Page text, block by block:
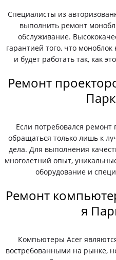
Специалисты из
выполнить ремонт
обслуживание.
гарантией того, что
и будет работать так, как
Ремонт
Если потребовался ремонт
обращаться только лишь к
дела. Для выполнения
многолетний опыт,
оборудование и
Ремонт
я
Компьютеры Acer
востребованными на рынке,